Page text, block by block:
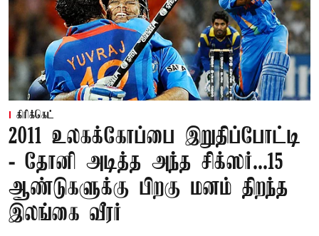
கிரிக்கெட்
2011 உலகக்கோப்பை இறுதிப்போட்டி
- தோனி அடித்த அந்த சிக்ஸர்...15
ஆண்டுகளுக்கு பிறகு மனம் திறந்த
இலங்கை வீரர்